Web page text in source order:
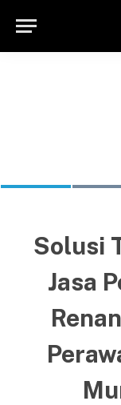
Diperbaiki
Diperbaiki
Air? Ini
Pola
Berjalan Normal
Solusi
Jasa